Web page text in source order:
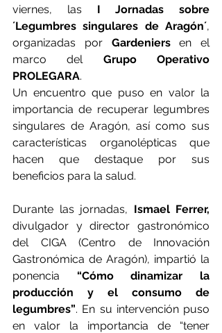
viernes, las I Jornadas sobre
´Legumbres singulares de Aragón´,
organizadas por Gardeniers en el
marco del Grupo Operativo
PROLEGARA.
Un encuentro que puso en valor la
importancia de recuperar legumbres
singulares de Aragón, así como sus
características organolépticas que
hacen que destaque por sus
beneficios para la salud.
Durante las jornadas, Ismael Ferrer,
divulgador y director gastronómico
del CIGA (Centro de Innovación
Gastronómica de Aragón), impartió la
ponencia “Cómo dinamizar la
producción y el consumo de
legumbres”. En su intervención puso
en valor la importancia de “tener